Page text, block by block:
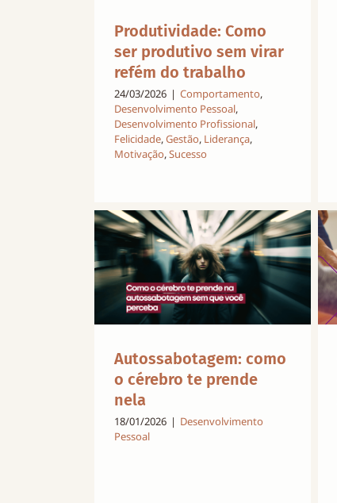
Produtividade: Como
ser produtivo sem virar
refém do trabalho
24/03/2026 | Comportamento,
Desenvolvimento Pessoal,
Desenvolvimento Profissional,
Felicidade,Gestão, Liderança,
Motivação,Sucesso
Autossabotagem: como
o cérebro te prende
nela
18/01/2026 | Desenvolvimento
Pessoal